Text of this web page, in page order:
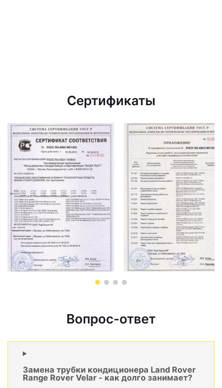
Сертификаты
Вопрос-ответ
Замена трубки кондиционера Land Rover
Range Rover Velar - как долго занимает?